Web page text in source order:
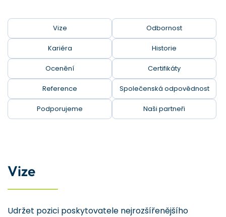
Vize Odbornost
Kariéra Historie
Ocenění Certifikáty
Reference Společenská odpovědnost
Podporujeme Naši partneři
Vize
Udržet pozici poskytovatele nejrozšířenějšího